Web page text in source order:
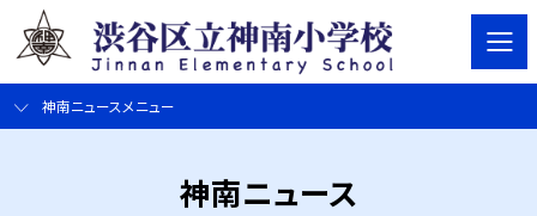
神南ニュースメニュー
神南ニュース